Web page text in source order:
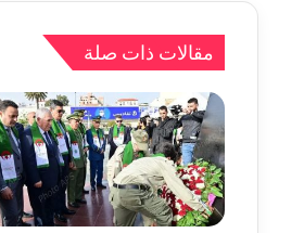
مقالات ذات صلة